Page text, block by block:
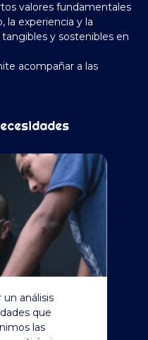
valores fundamentales
la experiencia y la
y sostenibles en
acompañar a las
análisis
que
las